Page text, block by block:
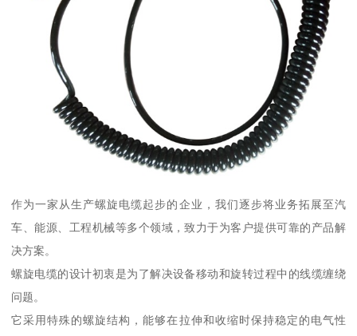
作为一家从生产螺旋电缆起步的企业，我们逐步将业务拓展至汽
车、能源、工程机械等多个领域，致力于为客户提供可靠的产品解
决方案。
螺旋电缆的设计初衷是为了解决设备移动和旋转过程中的线缆缠绕
问题。
它采用特殊的螺旋结构，能够在拉伸和收缩时保持稳定的电气性